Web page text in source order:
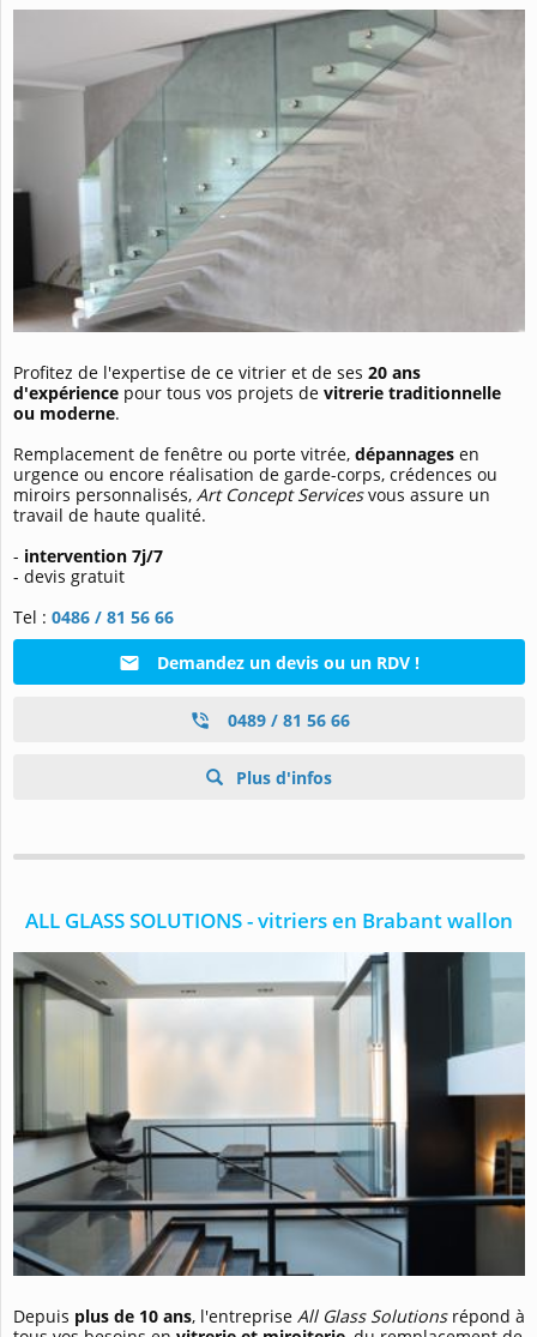
Profitez de l'expertise de ce vitrier et de ses 20 ans
d'expérience pour tous vos projets de vitrerie traditionnelle
ou moderne.
Remplacement de fenêtre ou porte vitrée, dépannages en
urgence ou encore réalisation de garde-corps, crédences ou
miroirs personnalisés, Art Concept Servicesvous assure un
travail de haute qualité.
- intervention 7j/7
- devis gratuit
Tel : 0486 / 81 56 66
Demandez un devis ou un RDV !
0489 / 81 56 66
Plus d'infos
ALL GLASS SOLUTIONS - vitriers en Brabant wallon
Depuis plus de 10 ans, l'entreprise All Glass Solutionsrépond à